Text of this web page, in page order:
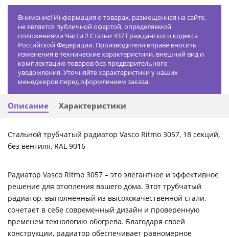
Внимание! Информация о товарах, размещенная на сайте,
не является публичной офертой, определяемой
положениями Части 2 Статьи 437 Гражданского кодекса
Российской Федерации. Производители вправе вносить
изменения в технические характеристики, внешний вид и
комплектацию товаров без предварительного
уведомления. Уточняйте характеристики у наших
менеджеров перед оформлением заказа.
Описание Характеристики
Стальной трубчатый радиатор Vasco Ritmo 3057, 18 секций,
без вентиля, RAL 9016
Радиатор Vasco Ritmo 3057 – это элегантное и эффективное
решение для отопления вашего дома. Этот трубчатый
радиатор, выполненный из высококачественной стали,
сочетает в себе современный дизайн и проверенную
временем технологию обогрева. Благодаря своей
конструкции, радиатор обеспечивает равномерное